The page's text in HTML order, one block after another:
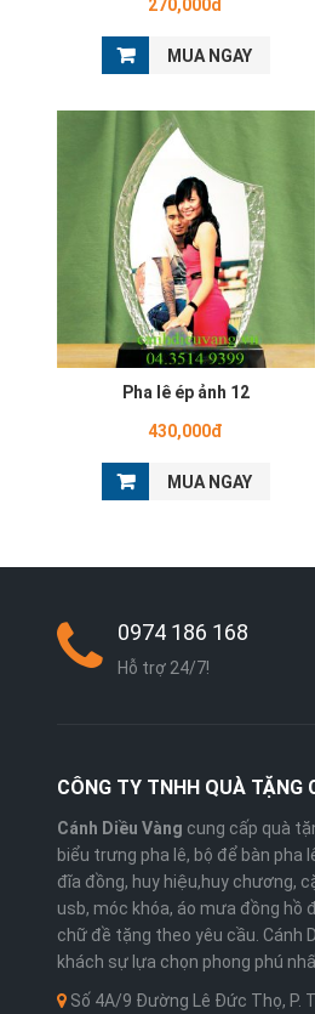
270,000đ
MUA NGAY
Pha lê ép ảnh 12
430,000đ
MUA NGAY
0974 186 168
Hỗ trợ 24/7!
CÔNG TY TNHH QUÀ TẶNG
Cánh Diều Vàng cung cấp quà
biểu trưng pha lê, bộ để bàn pha
đĩa đồng, huy hiệu,huy chương,
usb, móc khóa, áo mưa đồng hồ
chữ đề tặng theo yêu cầu. Cánh
khách sự lựa chọn phong phú
Số 4A/9 Đường Lê Đức Thọ, P.